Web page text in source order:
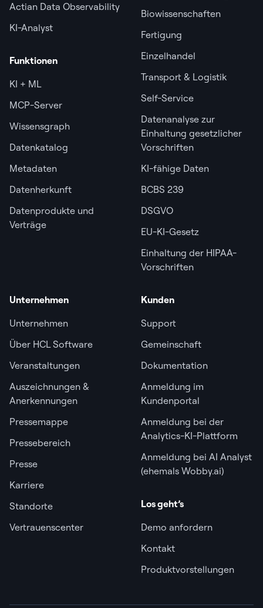
Actian Data Observability
KI-Analyst
Funktionen
KI + ML
MCP-Server
Wissensgraph
Datenkatalog
Metadaten
Datenherkunft
Datenprodukte und
Verträge
Biowissenschaften
Fertigung
Einzelhandel
Transport & Logistik
Self-Service
Datenanalyse zur
Einhaltung gesetzlicher
Vorschriften
KI-fähige Daten
BCBS 239
DSGVO
EU-KI-Gesetz
Einhaltung der HIPAA-
Vorschriften
Unternehmen
Unternehmen
Über HCL Software
Veranstaltungen
Auszeichnungen &
Anerkennungen
Pressemappe
Pressebereich
Presse
Karriere
Standorte
Vertrauenscenter
Kunden
Support
Gemeinschaft
Dokumentation
Anmeldung im
Kundenportal
Anmeldung bei der
Analytics-KI-Plattform
Anmeldung bei AI Analyst
(ehemals Wobby.ai)
Los geht’s
Demo anfordern
Kontakt
Produktvorstellungen